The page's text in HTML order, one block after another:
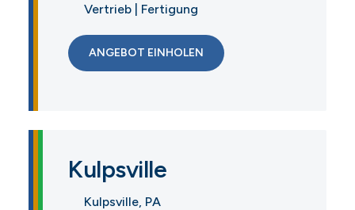
Vertrieb | Fertigung
ANGEBOT EINHOLEN
Kulpsville
Kulpsville, PA